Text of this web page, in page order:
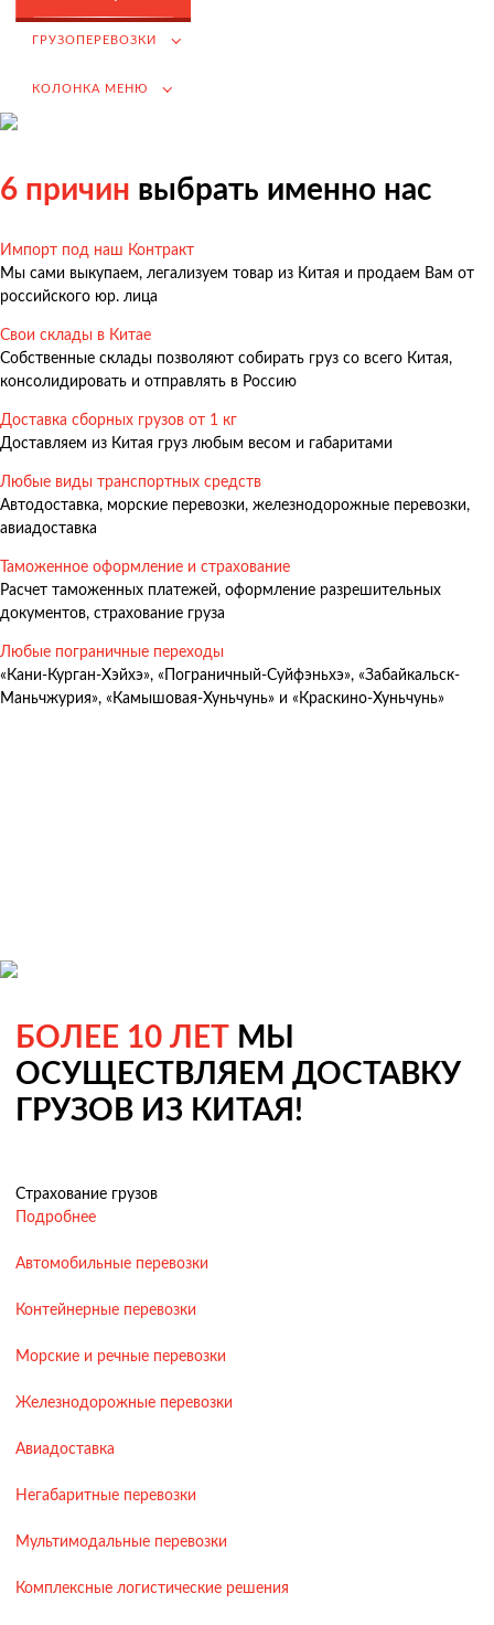
ГРУЗОПЕРЕВОЗКИ
КОЛОНКА МЕНЮ
Грузоперевозки
Грузоперевозки из Китая
Международные перевозки
Автомобильные перевозки
Железнодорожные перевозки
Морские и речные перевозки
Авиадоставка
Негабаритные перевозки
Комплексные логистические решения
Страхование грузов
6 причин выбрать именно нас
Импорт под наш Контракт
Мы сами выкупаем, легализуем товар из Китая и продаем Вам от
российского юр. лица
Свои склады в Китае
Собственные склады позволяют собирать груз со всего Китая,
консолидировать и отправлять в Россию
Доставка сборных грузов от 1 кг
Доставляем из Китая груз любым весом и габаритами
Любые виды транспортных средств
Автодоставка, морские перевозки, железнодорожные перевозки,
авиадоставка
Таможенное оформление и страхование
Расчет таможенных платежей, оформление разрешительных
документов, страхование груза
Любые пограничные переходы
«Кани-Курган-Хэйхэ», «Пограничный-Суйфэньхэ», «Забайкальск-
Маньчжурия», «Камышовая-Хуньчунь» и «Краскино-Хуньчунь»
БОЛЕЕ 10 ЛЕТ МЫ
ОСУЩЕСТВЛЯЕМ ДОСТАВКУ
ГРУЗОВ ИЗ КИТАЯ!
Страхование грузов
Подробнее
Автомобильные перевозки
Контейнерные перевозки
Морские и речные перевозки
Железнодорожные перевозки
Авиадоставка
Негабаритные перевозки
Мультимодальные перевозки
Комплексные логистические решения